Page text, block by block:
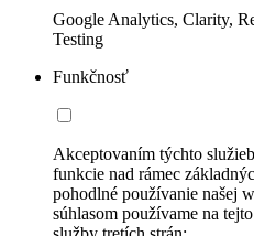
Google Analytics, Clarity,
Testing
Funkčnosť
Akceptovaním týchto
funkcie nad rámec
pohodlné používanie našej
súhlasom používame na